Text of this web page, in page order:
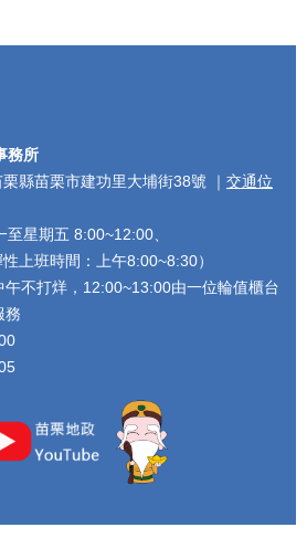
務所
縣苗栗市建功里大埔街38號 ｜ 交通位
星期五 8:00~12:00、
上班時間：上午8:00~8:30）
午不打烊，12:00~13:00由一位輪值櫃台
務